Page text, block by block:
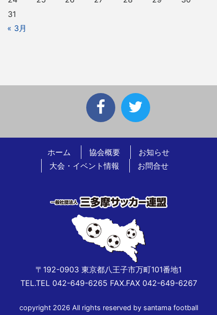
31
« 3月
ホーム 協会概要
お知らせ
大会・イベント情報
お問合せ
〒192-0903 東京都八王子市万町101番地1
TEL.TEL 042-649-6265 FAX.FAX 042-649-6267
copyright 2026 All rights reserved by santama football